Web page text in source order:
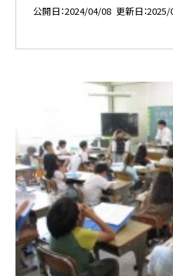
公開日 2024/04/08 更新日 2025/